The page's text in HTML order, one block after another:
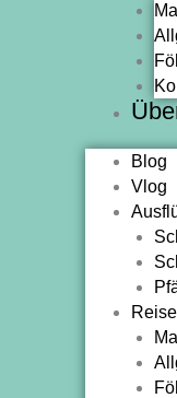
Blog
Vlog